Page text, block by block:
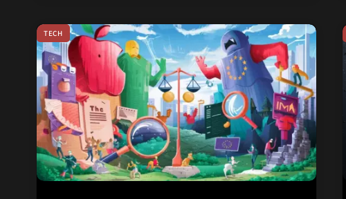
TECH